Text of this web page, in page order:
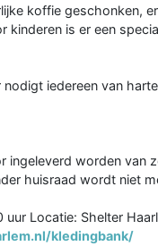
koffie geschonken,
kinderen is er een
iedereen van
ingeleverd worden van
huisraad wordt niet
Locatie: Shelter
kledingbank/